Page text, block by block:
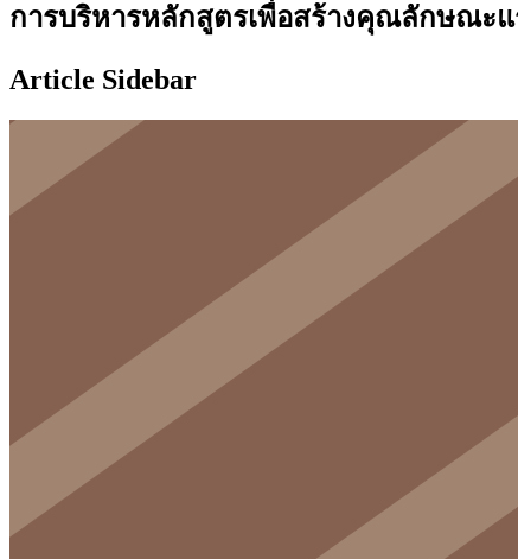
การบริหารหลักสูตรเพื่อสร้างคุณลักษณะ
Article Sidebar